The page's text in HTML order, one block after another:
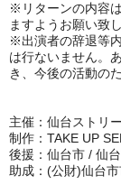
※リターンの内容
ますようお願い致し
※出演者の辞退等
は行ないません。
き、今後の活動の
主催：仙台ストリ
制作：TAKE UP
後援：仙台市 / 仙
助成：(公財)仙台